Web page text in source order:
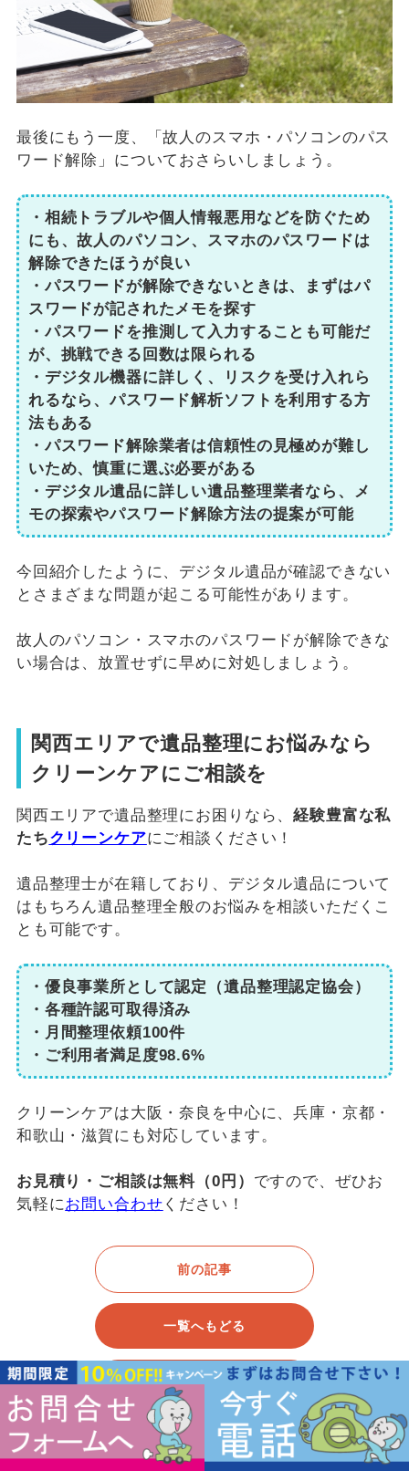
最後にもう一度、「故人のスマホ・パソコンのパス
ワード解除」についておさらいしましょう。
・相続トラブルや個人情報悪用などを防ぐため
にも、故人のパソコン、スマホのパスワードは
解除できたほうが良い
・パスワードが解除できないときは、まずはパ
スワードが記されたメモを探す
・パスワードを推測して入力することも可能だ
が、挑戦できる回数は限られる
・デジタル機器に詳しく、リスクを受け入れら
れるなら、パスワード解析ソフトを利用する方
法もある
・パスワード解除業者は信頼性の見極めが難し
いため、慎重に選ぶ必要がある
・デジタル遺品に詳しい遺品整理業者なら、メ
モの探索やパスワード解除方法の提案が可能
今回紹介したように、デジタル遺品が確認できない
とさまざまな問題が起こる可能性があります。
故人のパソコン・スマホのパスワードが解除できな
い場合は、放置せずに早めに対処しましょう。
関西エリアで遺品整理にお悩みなら
クリーンケアにご相談を
関西エリアで遺品整理にお困りなら、経験豊富な私
たちクリーンケアにご相談ください！
遺品整理士が在籍しており、デジタル遺品について
はもちろん遺品整理全般のお悩みを相談いただくこ
とも可能です。
・優良事業所として認定（遺品整理認定協会）
・各種許認可取得済み
・月間整理依頼100件
・ご利用者満足度98.6%
クリーンケアは大阪・奈良を中心に、兵庫・京都・
和歌山・滋賀にも対応しています。
お見積り・ご相談は無料（0円） ですので、ぜひお
気軽にお問い合わせ ください！
前の記事
一覧へもどる
次の記事